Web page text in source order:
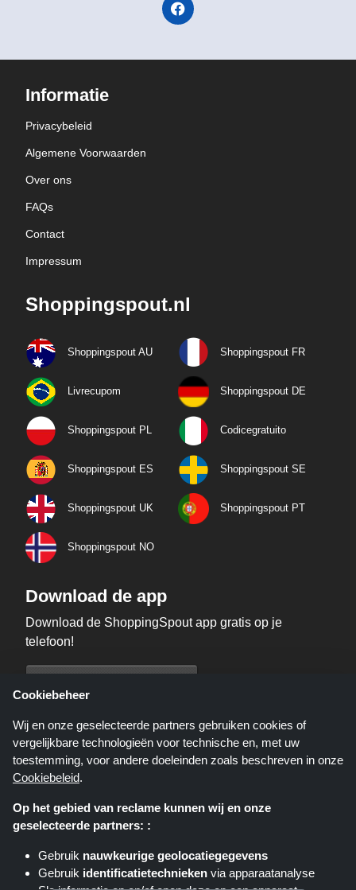
Informatie
Privacybeleid
Algemene Voorwaarden
Over ons
FAQs
Contact
Impressum
Shoppingspout.nl
Shoppingspout AU Shoppingspout FR
Livrecupom Shoppingspout DE
Shoppingspout PL Codicegratuito
Shoppingspout ES Shoppingspout SE
Shoppingspout UK Shoppingspout PT
Shoppingspout NO
Download de app
Download de ShoppingSpout app gratis op je
telefoon!
Shoppingspout.nl is een website die u deals, kortingen en kortingscodes
biedt; deze deals of aanbiedingen worden beschikbaar gesteld door
Cookiebeheer
Wij en onze geselecteerde partners gebruiken cookies of
vergelijkbare technologieën voor technische en, met uw
toestemming, voor andere doeleinden zoals beschreven in onze
Cookiebeleid.
Op het gebied van reclame kunnen wij en onze
geselecteerde partners: :
Gebruik nauwkeurige geolocatiegegevens
Gebruik identificatietechnieken via apparaatanalyse